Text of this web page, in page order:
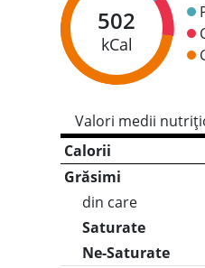
502
kCal
Valori medii
Calorii
Grăsimi
din care
Saturate
Ne-Saturate